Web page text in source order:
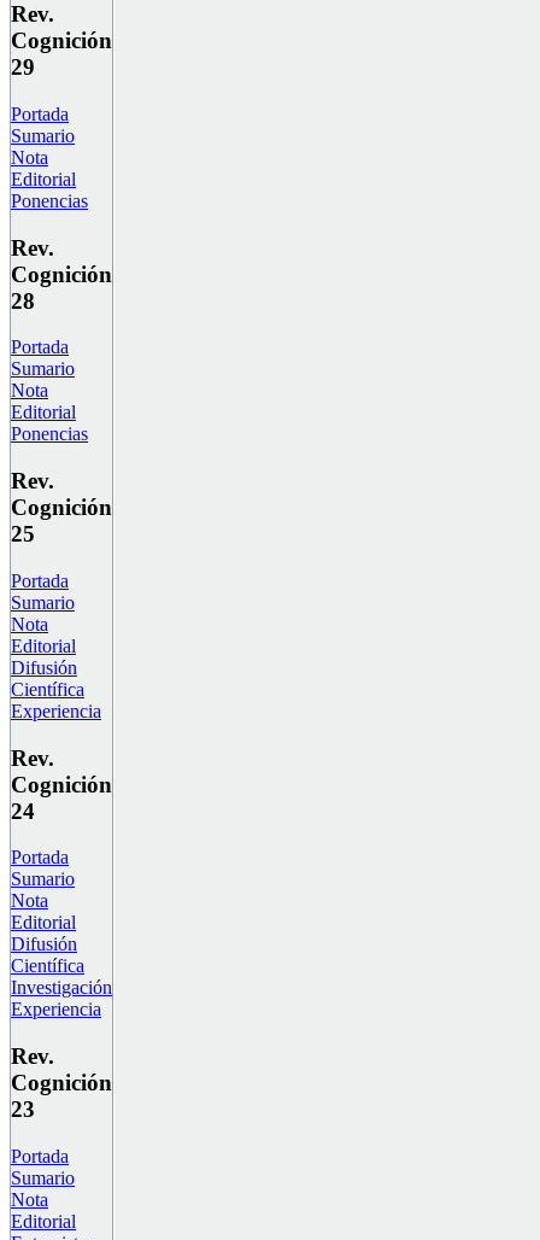
Rev.
Cognición
29
Portada
Sumario
Nota
Editorial
Ponencias
Rev.
Cognición
28
Portada
Sumario
Nota
Editorial
Ponencias
Rev.
Cognición
25
Portada
Sumario
Nota
Editorial
Difusión
Científica
Experiencia
Rev.
Cognición
24
Portada
Sumario
Nota
Editorial
Difusión
Científica
Investigación
Experiencia
Rev.
Cognición
23
Portada
Sumario
Nota
Editorial